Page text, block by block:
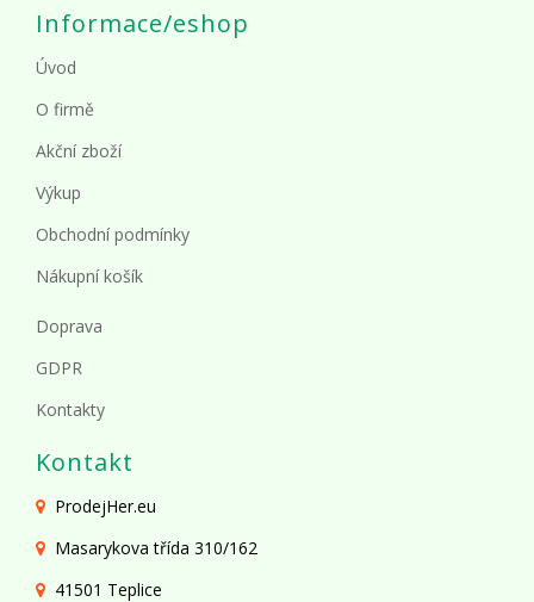
Informace/eshop
Úvod
O firmě
Akční zboží
Výkup
Obchodní podmínky
Nákupní košík
Doprava
GDPR
Kontakty
Kontakt
ProdejHer.eu
Masarykova třída 310/162
41501 Teplice